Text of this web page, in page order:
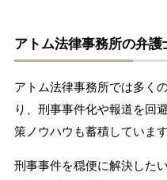
アトム法律事務所の弁護
アトム法律事務所では多く
り、刑事事件化や報道を回
策ノウハウも蓄積しています
刑事事件を穏便に解決した